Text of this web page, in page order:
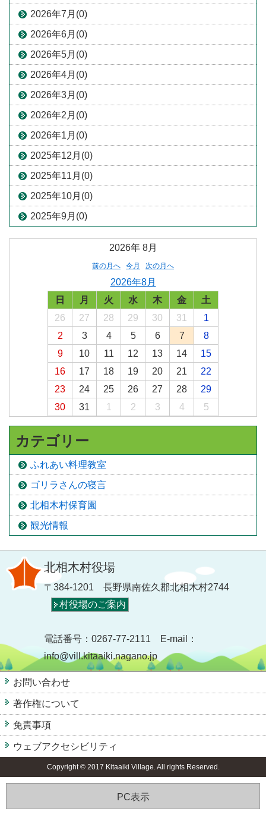
2026年7月(0)
2026年6月(0)
2026年5月(0)
2026年4月(0)
2026年3月(0)
2026年2月(0)
2026年1月(0)
2025年12月(0)
2025年11月(0)
2025年10月(0)
2025年9月(0)
2026年 8月
前の月へ 今月 次の月へ
2026年8月
日
月 火 水 木 金
土
26
27 28 29 30 31
1
2
3 4 5 6 7
8
9
10 11 12 13 14
15
16
17 18 19 20 21
22
23
24 25 26 27 28
29
30
31 1 2 3 4 5
カテゴリー
ふれあい料理教室
ゴリラさんの寝言
北相木村保育園
観光情報
北相木村役場
〒384-1201 長野県南佐久郡北相木村2744
村役場のご案内
電話番号：0267-77-2111 E-mail：
info@vill.kitaaiki.nagano.jp
お問い合わせ
著作権について
免責事項
ウェブアクセシビリティ
Copyright © 2017 Kitaaiki Village. All rights Reserved.
PC表示